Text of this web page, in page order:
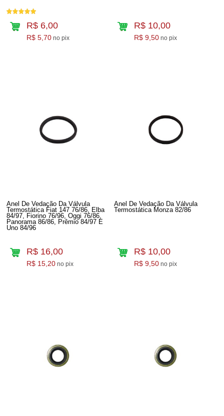
R$ 6,00
R$ 5,70 no pix
R$ 10,00
R$ 9,50 no pix
Anel De Vedação Da Válvula
Termostática Fiat 147 76/86, Elba
84/97, Fiorino 76/96, Oggi 76/86,
Panorama 86/86, Prêmio 84/97 E
Uno 84/96
R$ 16,00
R$ 15,20 no pix
Anel De Vedação Da Válvula
Termostática Monza 82/86
R$ 10,00
R$ 9,50 no pix